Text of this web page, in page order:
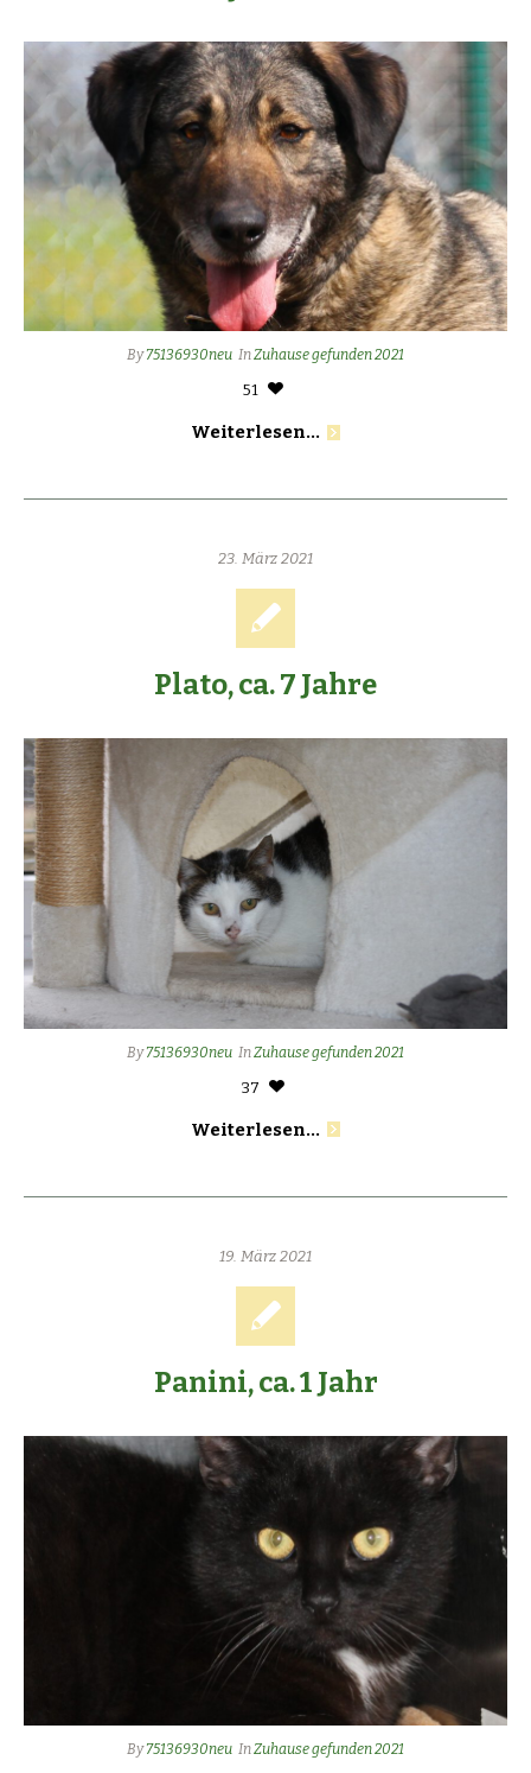
By75136930neu InZuhause gefunden 2021
51
Weiterlesen...
23. März 2021
Plato, ca. 7 Jahre
By75136930neu InZuhause gefunden 2021
37
Weiterlesen...
19. März 2021
Panini, ca. 1 Jahr
By75136930neu InZuhause gefunden 2021